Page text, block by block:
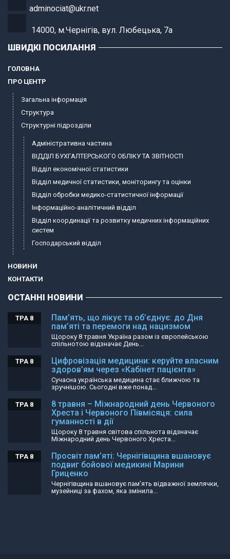
adminociat@ukr.net
14000, м.Чернігів, вул. Любецька, 7а
ШВИДКІ ПОСИЛАННЯ
ГОЛОВНА
ПРО ЦЕНТР
Загальна інформація
Структура
Структурні підрозділи
Адміністративна частина
ВІДДІЛ БУХГАЛТЕРСЬКОГО ОБЛІКУ ТА ЗВІТНОСТІ
Відділ економічної статистики
Відділ медичної статистики, моніторингу та оцінки
Відділ обробки медико-статистичної інформації
Інформаційно-аналітичний відділ
Відділ координації та розвитку медичних інформаційних
систем
Господарський відділ
НОВИНИ
КОНТАКТИ
ОСТАННІ НОВИНИ
Пам’ять, що лікує та об’єднує: до Дня
пам’яті та перемоги над нацизмом
ТРА 8
Щороку 8 травня Україна разом із європейською
спільнотою відзначає День...
Цифровізація медицини: керуйте власним
здоров’ям через «Кабінет пацієнта»
ТРА 8
Сучасна українська медицина стає ближчою та
зручнішою. Сьогодні вже понад...
8 травня – Міжнародний день Червоного
Хреста і Червоного Півмісяця: сила
гуманності в дії
ТРА 8
Щороку 8 травня світова спільнота відзначає
Міжнародний день Червоного Хреста...
Просвіт пам’яті: Чернігівщина вшановує
подвиг бойової медикині Марини
Гриценко
ТРА 8
Чернігівщина вшановує пам’ять відважної землячки,
музейниці за фахом, яка змінила...